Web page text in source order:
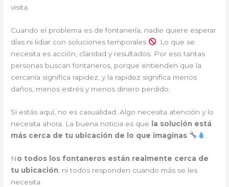
visita.
Cuando el problema es de fontanería, nadie quiere esperar
días ni lidiar con soluciones temporales
. Lo que se
necesita es acción, claridad y resultados. Por eso tantas
personas buscan fontaneros, porque entienden que la
cercanía significa rapidez, y la rapidez significa menos
daños, menos estrés y menos dinero perdido.
Si estás aquí, no es casualidad. Algo necesita atención y lo
necesita ahora. La buena noticia es que
la solución está
más cerca de tu ubicación de lo que imaginas
No todos los fontaneros están realmente cerca de
tu ubicación , ni todos responden cuando más se les
necesita.